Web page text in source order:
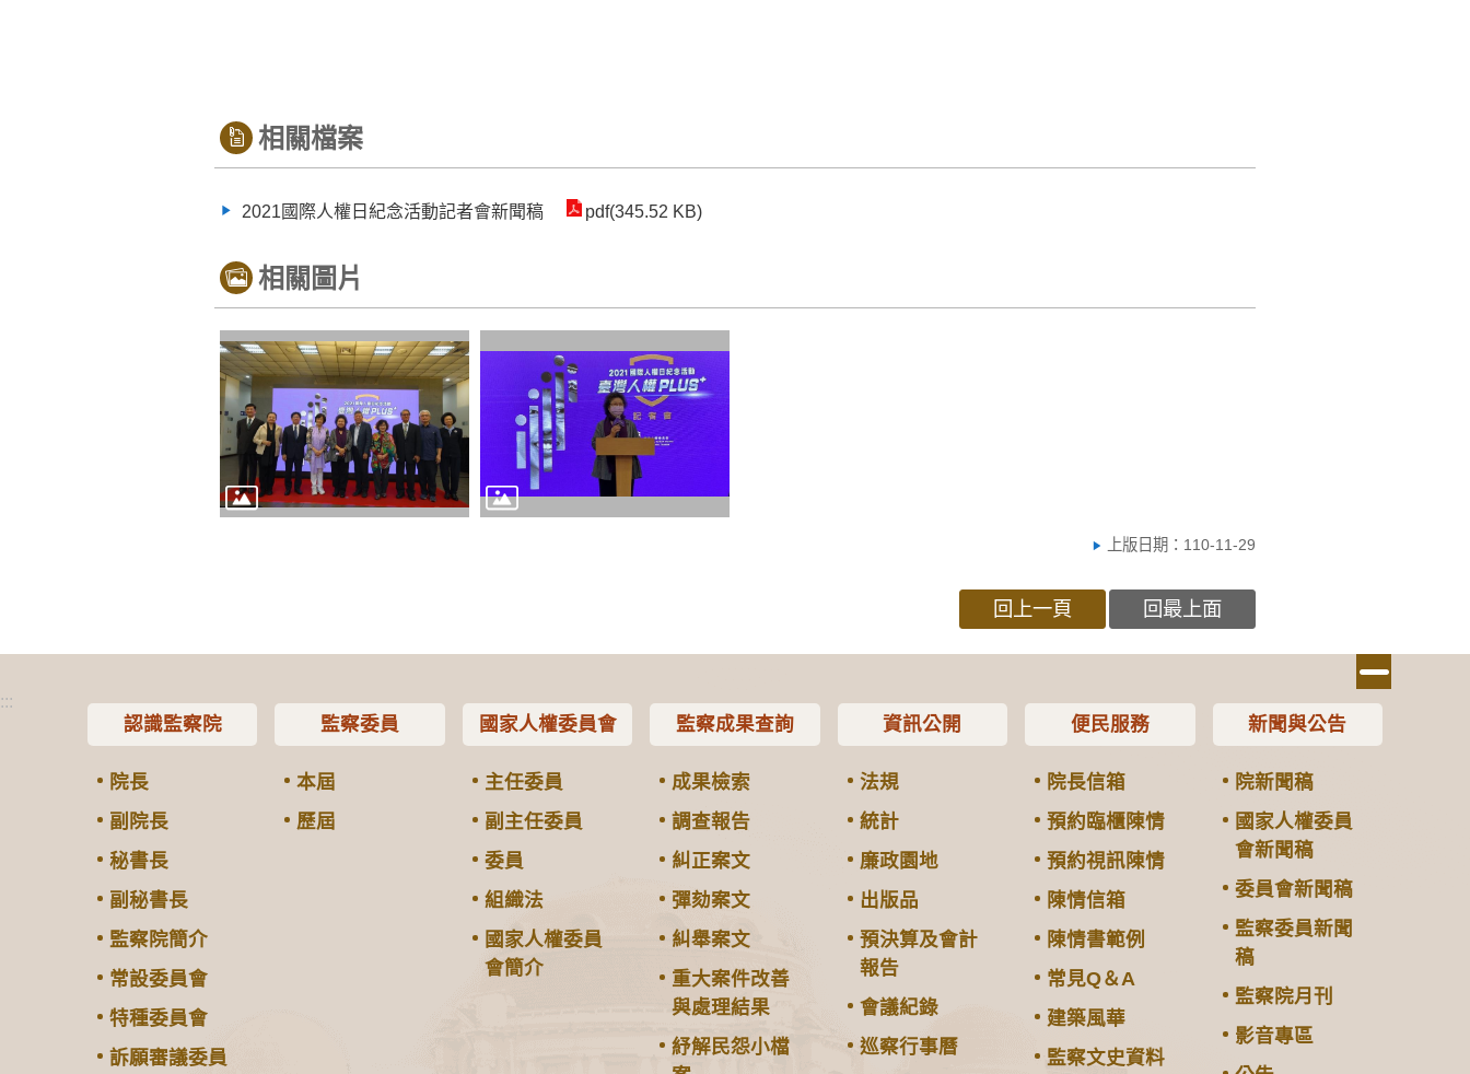
相關檔案
2021國際人權日紀念活動記者會新聞稿 pdf(345.52 KB)
相關圖片
上版日期：110-11-29
回上一頁 回最上面
:::
認識監察院
院長
副院長
秘書長
副秘書長
監察院簡介
常設委員會
特種委員會
訴願審議委員
監察委員
本屆
歷屆
國家人權委員會
主任委員
副主任委員
委員
組織法
國家人權委員
會簡介
監察成果查詢
成果檢索
調查報告
糾正案文
彈劾案文
糾舉案文
重大案件改善
與處理結果
紓解民怨小檔
資訊公開
法規
統計
廉政園地
出版品
預決算及會計
報告
會議紀錄
巡察行事曆
便民服務
院長信箱
預約臨櫃陳情
預約視訊陳情
陳情信箱
陳情書範例
常見Q＆A
建築風華
監察文史資料
新聞與公告
院新聞稿
國家人權委員
會新聞稿
委員會新聞稿
監察委員新聞
稿
監察院月刊
影音專區